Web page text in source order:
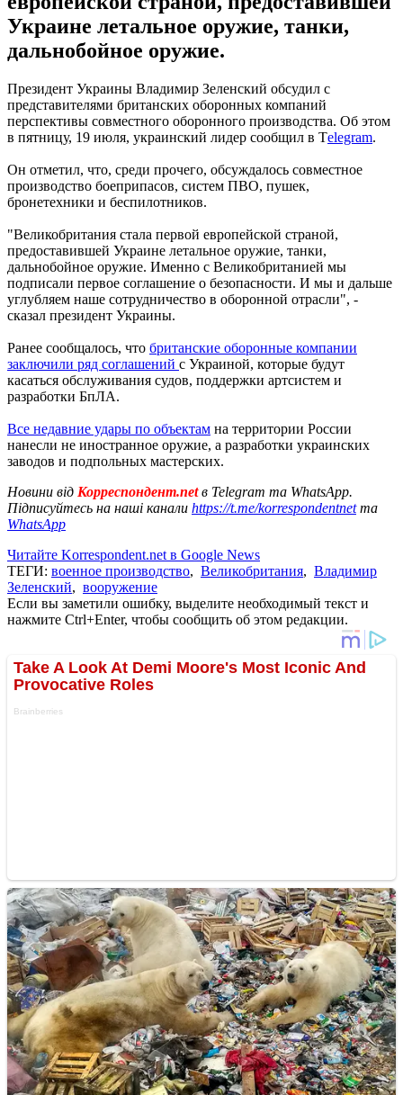
Украине летальное оружие, танки,
дальнобойное оружие.
Президент Украины Владимир Зеленский обсудил с
представителями британских оборонных компаний
перспективы совместного оборонного производства. Об этом
в пятницу, 19 июля, украинский лидер сообщил в Тelegram.
Он отметил, что, среди прочего, обсуждалось совместное
производство боеприпасов, систем ПВО, пушек,
бронетехники и беспилотников.
"Великобритания стала первой европейской страной,
предоставившей Украине летальное оружие, танки,
дальнобойное оружие. Именно с Великобританией мы
подписали первое соглашение о безопасности. И мы и дальше
углубляем наше сотрудничество в оборонной отрасли", -
сказал президент Украины.
Ранее сообщалось, что британские оборонные компании
заключили ряд соглашений с Украиной, которые будут
касаться обслуживания судов, поддержки артсистем и
разработки БпЛА.
Все недавние удары по объектам на территории России
нанесли не иностранное оружие, а разработки украинских
заводов и подпольных мастерских.
Новини від Корреспондент.netв Telegram та WhatsApp.
Підписуйтесь на наші канали https://t.me/korrespondentnetта
WhatsApp
Читайте Korrespondent.net в Google News
ТЕГИ: военное производство, Великобритания, Владимир
Зеленский, вооружение
Если вы заметили ошибку, выделите необходимый текст и
нажмите Ctrl+Enter, чтобы сообщить об этом редакции.